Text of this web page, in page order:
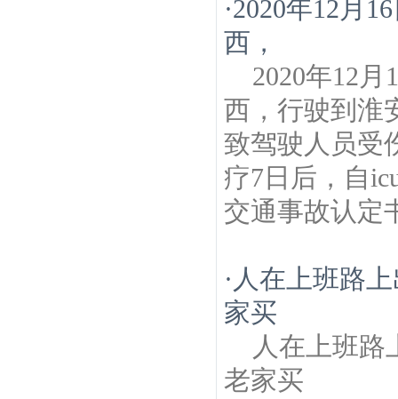
·2020年12月
西，
2020年12
西，行驶到淮
致驾驶人员受
疗7日后，自
交通事故认定
· 人在上班路
家买
人在上班
老家买